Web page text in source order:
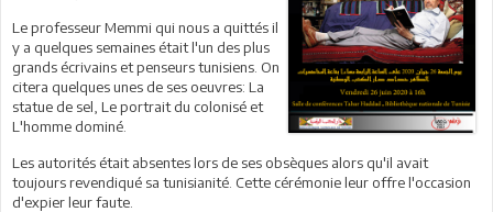
Le professeur Memmi qui nous a quittés il
y a quelques semaines était l'un des plus
grands écrivains et penseurs tunisiens. On
citera quelques unes de ses oeuvres: La
statue de sel, Le portrait du colonisé et
L'homme dominé.
Les autorités était absentes lors de ses obsèques alors qu'il avait
toujours revendiqué sa tunisianité. Cette cérémonie leur offre l'occasion
d'expier leur faute.